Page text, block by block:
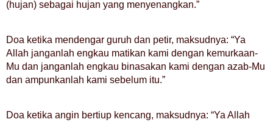
(hujan) sebagai hujan yang menyenangkan.”
Doa ketika mendengar guruh dan petir, maksudnya: “Ya
Allah janganlah engkau matikan kami dengan kemurkaan-
Mu dan janganlah engkau binasakan kami dengan azab-Mu
dan ampunkanlah kami sebelum itu.”
Doa ketika angin bertiup kencang, maksudnya: “Ya Allah